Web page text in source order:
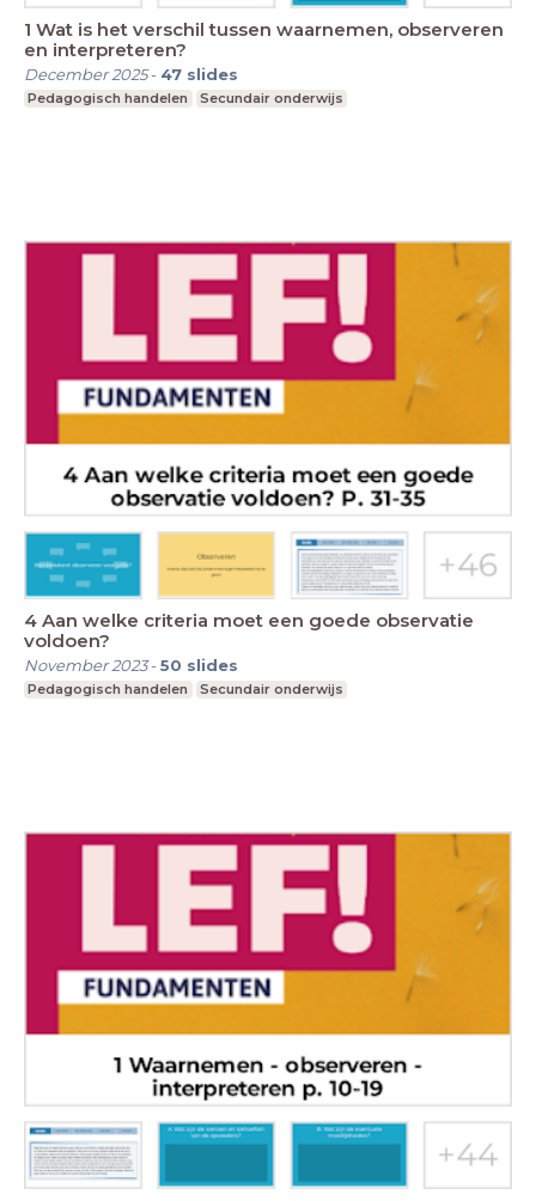
1 Wat is het verschil tussen waarnemen, observeren
en interpreteren?
December 2025- 47 slides
Pedagogisch handelen Secundair onderwijs
4 Aan welke criteria moet een goede observatie
voldoen?
November 2023-50 slides
Pedagogisch handelen Secundair onderwijs